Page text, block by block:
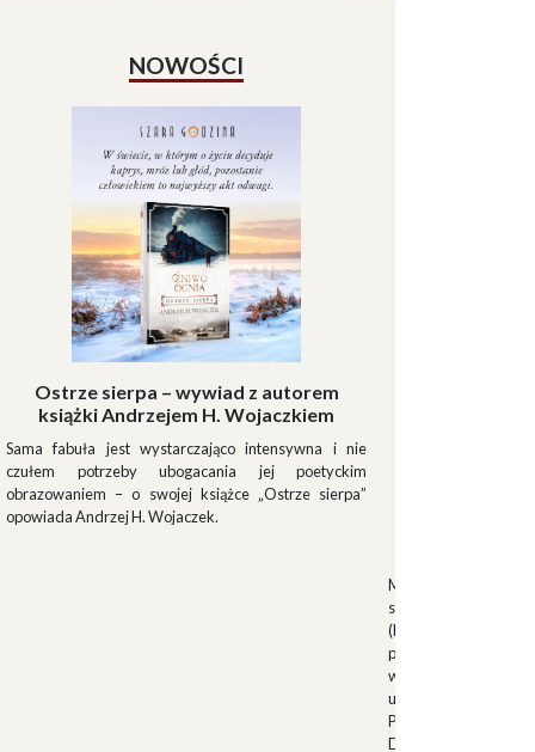
NOWOŚCI
Ostrze sierpa – wywiad z autorem
książki Andrzejem H. Wojaczkiem
Sama fabuła jest wystarczająco intensywna i nie
czułem potrzeby ubogacania jej poetyckim
obrazowaniem – o swojej książce „Ostrze sierpa”
opowiada Andrzej H. Wojaczek.
Muszkieterowie
stanowili elitarną
(Milizia Volontaria
pełniącą rolę
w latach 1923-
uroczystościach
Palazzo Venezia w
Duce.